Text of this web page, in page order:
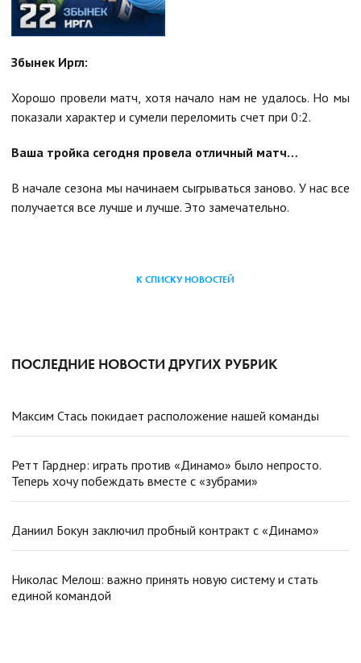
Збынек Иргл:
Хорошо провели матч, хотя начало нам не удалось. Но мы
показали характер и сумели переломить счет при 0:2.
Ваша тройка сегодня провела отличный матч…
В начале сезона мы начинаем сыгрываться заново. У нас все
получается все лучше и лучше. Это замечательно.
К СПИСКУ НОВОСТЕЙ
ПОСЛЕДНИЕ НОВОСТИ ДРУГИХ РУБРИК
Максим Стась покидает расположение нашей команды
Ретт Гарднер: играть против «Динамо» было непросто.
Теперь хочу побеждать вместе с «зубрами»
Даниил Бокун заключил пробный контракт с «Динамо»
Николас Мелош: важно принять новую систему и стать
единой командой